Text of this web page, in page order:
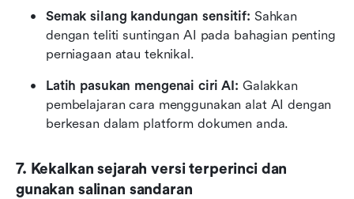
Semak silang kandungan sensitif: Sahkan
dengan teliti suntingan AI pada bahagian penting
perniagaan atau teknikal.
Latih pasukan mengenai ciri AI: Galakkan
pembelajaran cara menggunakan alat AI dengan
berkesan dalam platform dokumen anda.
7. Kekalkan sejarah versi terperinci dan
gunakan salinan sandaran